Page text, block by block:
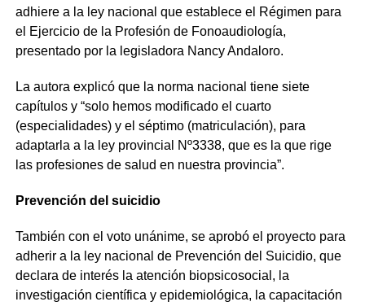
adhiere a la ley nacional que establece el Régimen para
el Ejercicio de la Profesión de Fonoaudiología,
presentado por la legisladora Nancy Andaloro.
La autora explicó que la norma nacional tiene siete
capítulos y “solo hemos modificado el cuarto
(especialidades) y el séptimo (matriculación), para
adaptarla a la ley provincial Nº3338, que es la que rige
las profesiones de salud en nuestra provincia”.
Prevención del suicidio
También con el voto unánime, se aprobó el proyecto para
adherir a la ley nacional de Prevención del Suicidio, que
declara de interés la atención biopsicosocial, la
investigación científica y epidemiológica, la capacitación